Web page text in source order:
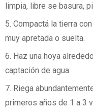
limpia, libre se basura,
5. Compactá la tierra
muy apretada o suelta.
6. Haz una hoya
captación de agua.
7. Riega
primeros años de 1 a 3